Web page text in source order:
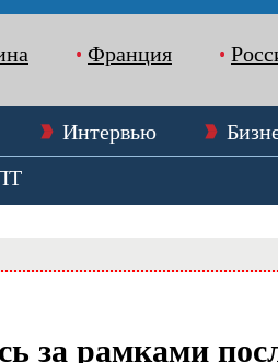
Франция
Интервью
за рамками